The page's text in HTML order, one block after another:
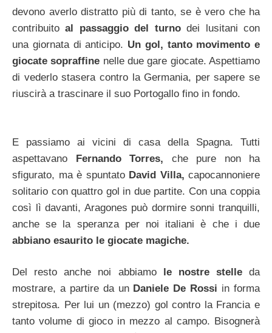
devono averlo distratto più di tanto, se è vero che ha
contribuitoal passaggio del turnodei lusitani con
una giornata di anticipo. Un gol, tanto movimento e
giocate sopraffine nelle due gare giocate. Aspettiamo
di vederlo stasera contro la Germania, per sapere se
riuscirà a trascinare il suo Portogallo fino in fondo.
E passiamo ai vicini di casa della Spagna. Tutti
aspettavano Fernando Torres, che pure non ha
sfigurato, ma è spuntato David Villa, capocannoniere
solitario con quattro gol in due partite. Con una coppia
così lì davanti, Aragones può dormire sonni tranquilli,
anche se la speranza per noi italiani è che i due
abbiano esaurito le giocate magiche.
Del resto anche noi abbiamo le nostre stelleda
mostrare, a partire da un Daniele De Rossi in forma
strepitosa. Per lui un (mezzo) gol contro la Francia e
tanto volume di gioco in mezzo al campo. Bisognerà